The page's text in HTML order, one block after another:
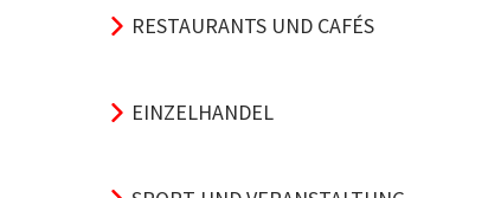
RESTAURANTS UND CAFÉS
EINZELHANDEL